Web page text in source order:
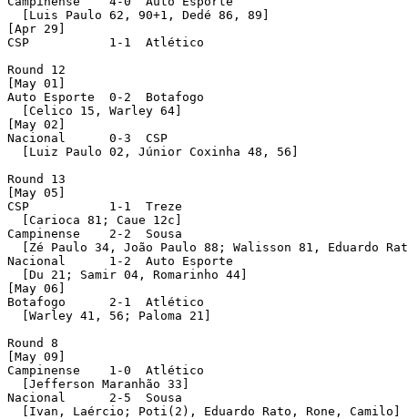
  [Luis Paulo 62, 90+1, Dedé 86, 89]
[Apr 29]
CSP           1-1  Atlético
Round 12
[May 01]
Auto Esporte  0-2  Botafogo
  [Celico 15, Warley 64]
[May 02]
Nacional      0-3  CSP
  [Luiz Paulo 02, Júnior Coxinha 48, 56]
Round 13
[May 05]
CSP           1-1  Treze
  [Carioca 81; Caue 12c]
Campinense    2-2  Sousa
[Zé Paulo 34, João Paulo 88; Walisson 81, Eduardo
Nacional      1-2  Auto Esporte
  [Du 21; Samir 04, Romarinho 44]
[May 06]
Botafogo      2-1  Atlético
  [Warley 41, 56; Paloma 21]
Round 8
[May 09]
Campinense    1-0  Atlético
  [Jefferson Maranhão 33]
Nacional      2-5  Sousa
  [Ivan, Laércio; Poti(2), Eduardo Rato, Rone, Camilo]